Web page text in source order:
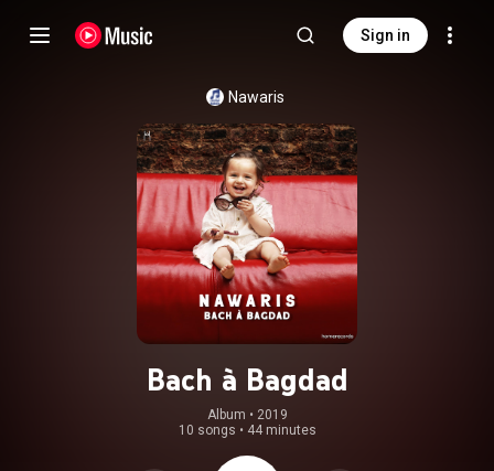
Sign in
Nawaris
Bach à Bagdad
Album • 2019
10 songs • 44 minutes